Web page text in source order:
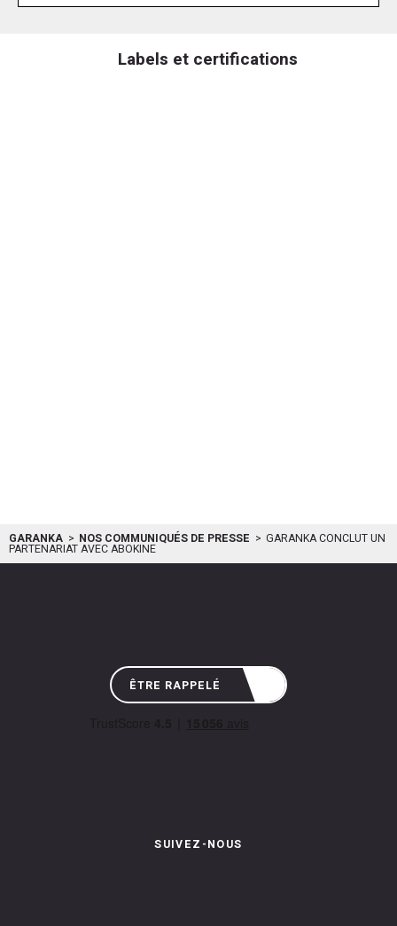
Labels et certifications
GARANKA NOS COMMUNIQUÉS DE PRESSE GARANKA CONCLUT UN
PARTENARIAT AVEC ABOKINE
ÊTRE RAPPELÉ
SUIVEZ-NOUS